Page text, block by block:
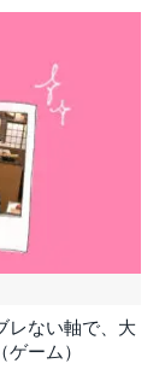
レない軸で、大
ーム）